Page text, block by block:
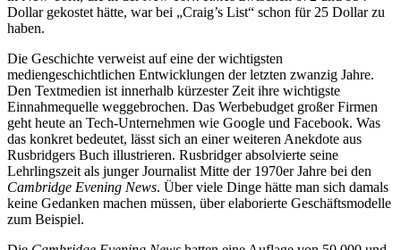
Dollar gekostet hätte, war bei „Craig’s List“ schon für 25 Dollar zu
haben.
Die Geschichte verweist auf eine der wichtigsten
mediengeschichtlichen Entwicklungen der letzten zwanzig Jahre.
Den Textmedien ist innerhalb kürzester Zeit ihre wichtigste
Einnahmequelle weggebrochen. Das Werbebudget großer Firmen
geht heute an Tech-Unternehmen wie Google und Facebook. Was
das konkret bedeutet, lässt sich an einer weiteren Anekdote aus
Rusbridgers Buch illustrieren. Rusbridger absolvierte seine
Lehrlingszeit als junger Journalist Mitte der 1970er Jahre bei den
Cambridge Evening News. Über viele Dinge hätte man sich damals
keine Gedanken machen müssen, über elaborierte Geschäftsmodelle
zum Beispiel.